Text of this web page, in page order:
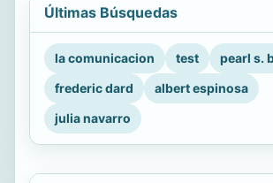
Últimas Búsquedas
la comunicacion test
pearl s.
frederic dard
albert espinosa
julia navarro